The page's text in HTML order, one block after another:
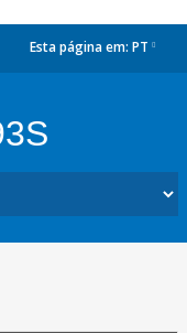
Esta página em: PT